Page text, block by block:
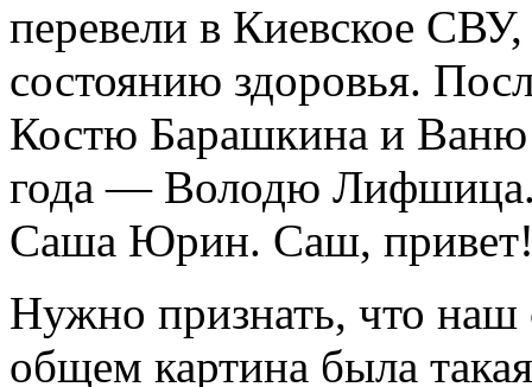
перевели в Киевское
состоянию здоровья.
Костю Барашкина и
года — Володю
Саша Юрин. Саш,
Нужно признать, что наш
общем картина была